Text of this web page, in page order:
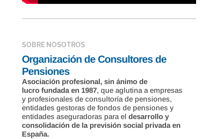
SOBRE NOSOTROS
Organización de Consultores de
Pensiones
Asociación profesional, sin ánimo de
lucro fundada en 1987, que aglutina a empresas
y profesionales de consultoría de pensiones,
entidades gestoras de fondos de pensiones y
entidades aseguradoras para el desarrollo y
consolidación de la previsión social privada en
España.